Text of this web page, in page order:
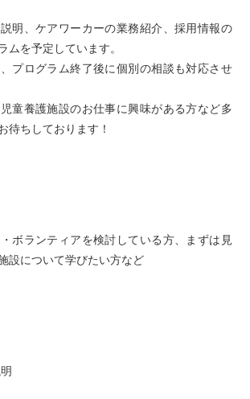
明、ケアワーカーの業務紹介、採用情報の
ムを予定しています。
プログラム終了後に個別の相談も対応させ
童養護施設のお仕事に興味がある方など多
待ちしております！
ボランティアを検討している方、まずは見
設について学びたい方など